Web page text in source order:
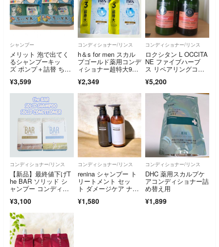
シャンプー
メリット 泡で出てく
るシャンプーキッ
ズ ポンプ＋詰替 ちい
2
¥3,599
コンディショナー/リンス
h＆s for men スカル
プゴールド薬用コンデ
ィショナー超特大900
¥2,349
コンディショナー/リンス
ロクシタン L OCCITA
NE ファイブハーブ
ス リペアリングコン
¥5,200
コンディショナー/リンス
【新品】最終値下げT
he BAR ソリッド シ
ャンプー コンディシ
¥3,100
コンディショナー/リンス
renina シャンプー ト
リートメント セッ
ト ダメージケア ナイ
¥1,580
コンディショナー/リンス
DHC 薬用スカルプケ
アコンディショナー詰
め替え用
¥1,899